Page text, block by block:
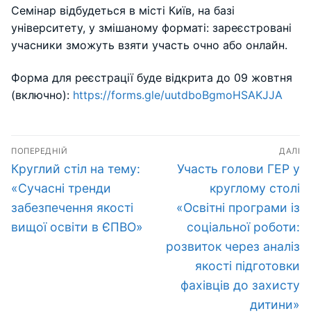
Семінар відбудеться в місті Київ, на базі
університету, у змішаному форматі: зареєстровані
учасники зможуть взяти участь очно або онлайн.
Форма для реєстрації буде відкрита до 09 жовтня
(включно): https://forms.gle/uutdboBgmoHSAKJJA
Навігація
записів
ПОПЕРЕДНІЙ
Попередній
запис:
Круглий стіл на тему:
«Сучасні тренди
забезпечення якості
вищої освіти в ЄПВО»
ДАЛІ
Наступний
Участь голови ГЕР у
круглому столі
«Освітні програми із
соціальної роботи:
розвиток через аналіз
якості підготовки
фахівців до захисту
дитини»